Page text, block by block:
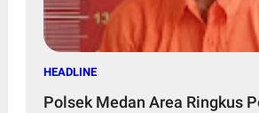
HEADLINE
Polsek Medan Area Ringkus